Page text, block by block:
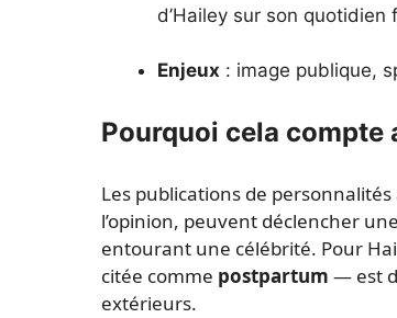
d’Hailey sur son quotidien
Enjeux : image publique,
Pourquoi cela compte
Les publications de
l’opinion, peuvent déclencher
entourant une célébrité. Pour
citée comme postpartum — est
extérieurs.